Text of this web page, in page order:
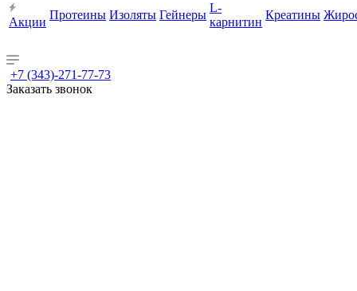
Акции
Протеины Изоляты Гейнеры
L-
карнитин
Креатины
+7 (343)-271-77-73
Заказать звонок